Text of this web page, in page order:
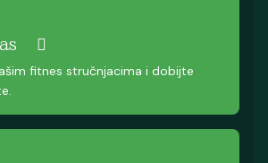
fitnes stručnjacima i dobijte